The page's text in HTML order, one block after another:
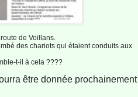
de Voillans.
des chariots qui étaient conduits aux
t-il à cela ????
être donnée prochainement